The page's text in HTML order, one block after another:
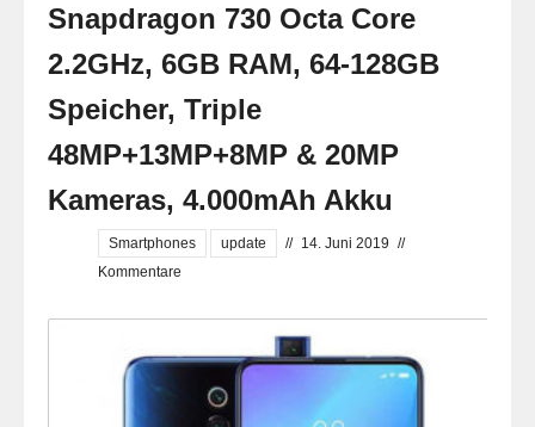
Snapdragon 730 Octa Core
2.2GHz, 6GB RAM, 64-128GB
Speicher, Triple
48MP+13MP+8MP & 20MP
Kameras, 4.000mAh Akku
Smartphones update // 14. Juni 2019 //
Kommentare